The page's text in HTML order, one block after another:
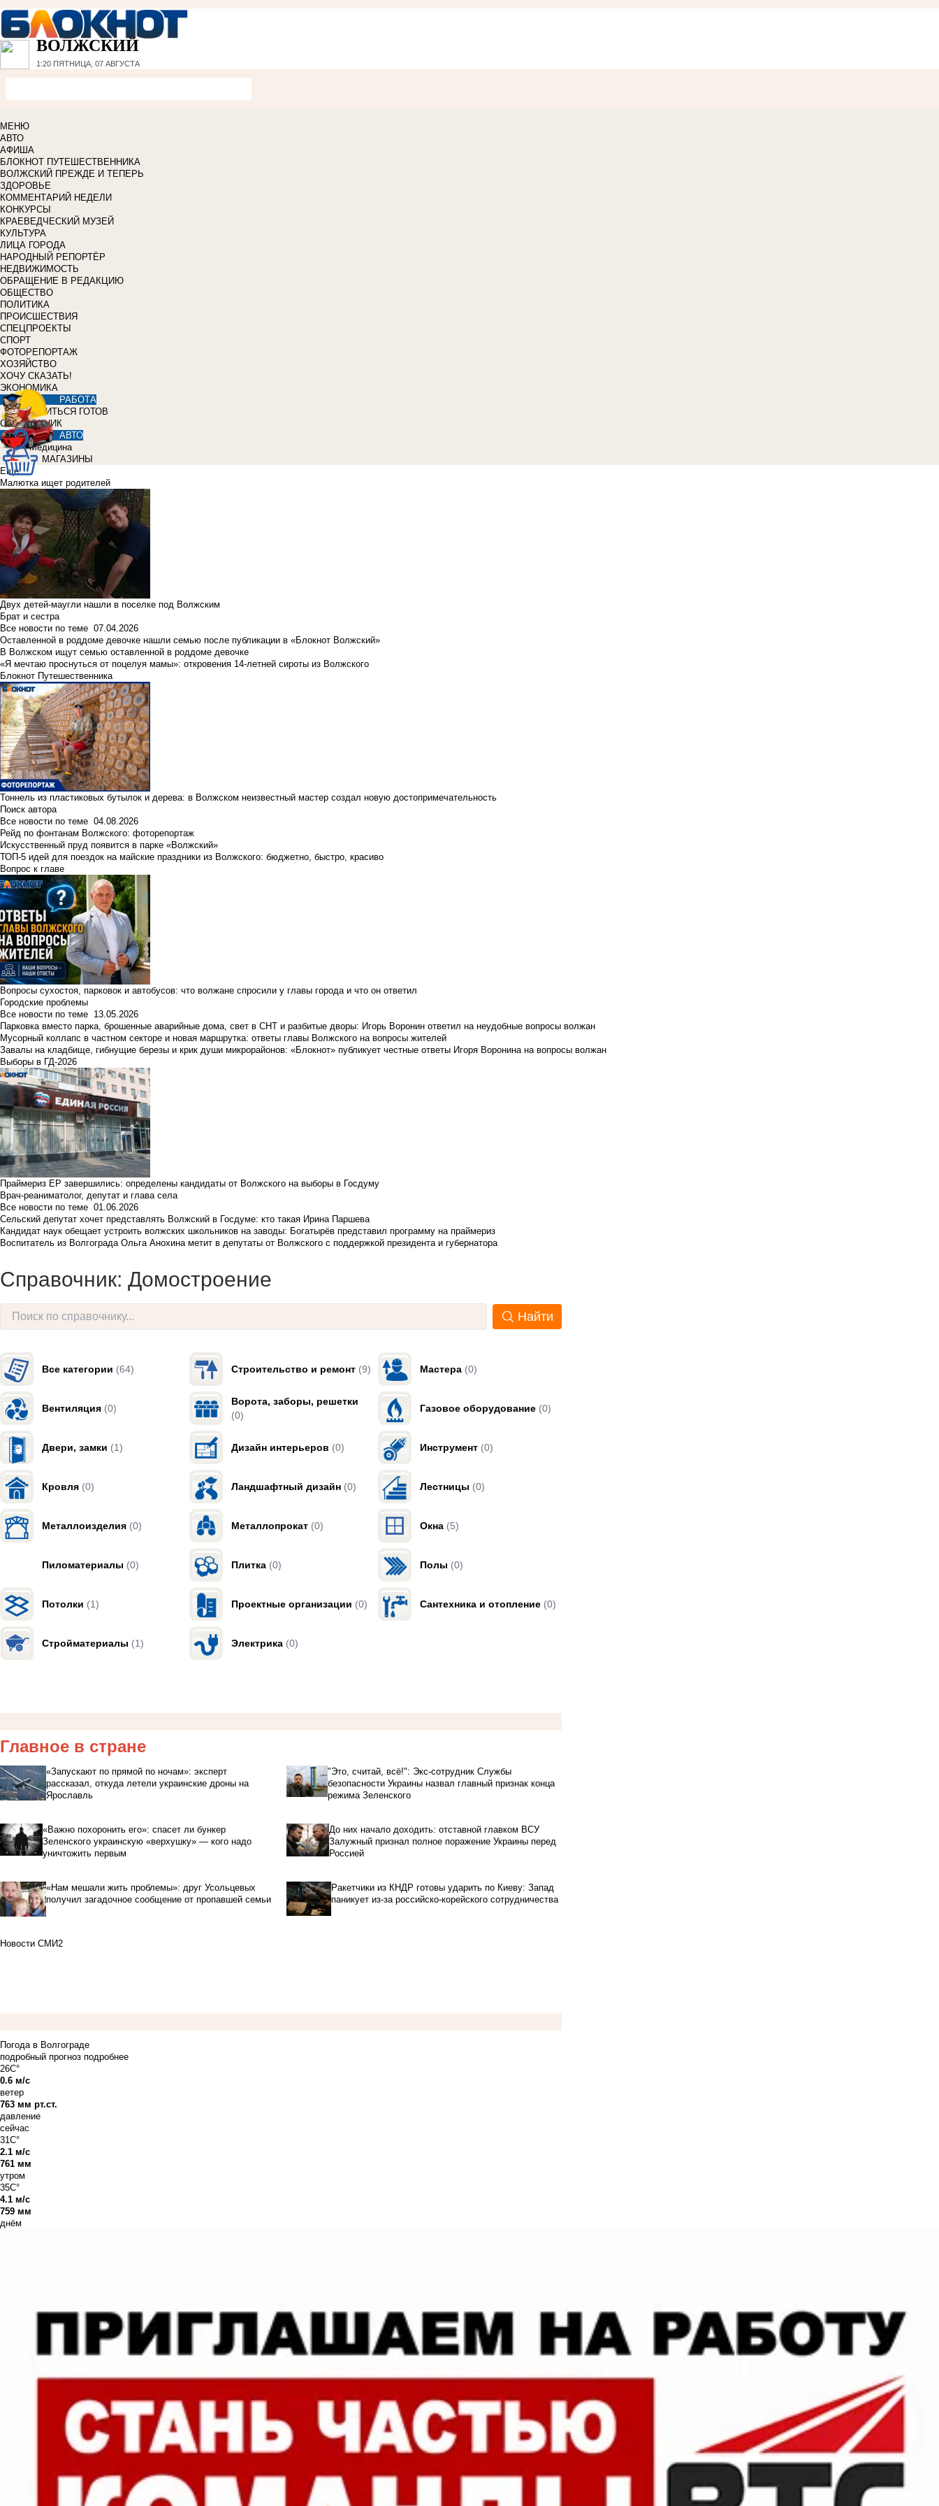
ВОЛЖСКИЙ
1:20 ПЯТНИЦА, 07 АВГУСТА
МЕНЮ
АВТО
АФИША
БЛОКНОТ ПУТЕШЕСТВЕННИКА
ВОЛЖСКИЙ ПРЕЖДЕ И ТЕПЕРЬ
ЗДОРОВЬЕ
КОММЕНТАРИЙ НЕДЕЛИ
КОНКУРСЫ
КРАЕВЕДЧЕСКИЙ МУЗЕЙ
КУЛЬТУРА
ЛИЦА ГОРОДА
НАРОДНЫЙ РЕПОРТЁР
НЕДВИЖИМОСТЬ
ОБРАЩЕНИЕ В РЕДАКЦИЮ
ОБЩЕСТВО
ПОЛИТИКА
ПРОИСШЕСТВИЯ
СПЕЦПРОЕКТЫ
СПОРТ
ФОТОРЕПОРТАЖ
ХОЗЯЙСТВО
ХОЧУ СКАЗАТЬ!
ЭКОНОМИКА
РАБОТА
УЧИТЬСЯ ГОТОВ
СПРАВОЧНИК
АВТО
Медицина
МАГАЗИНЫ
Еще
Малютка ищет родителей
Двух детей-маугли нашли в поселке под Волжским
Брат и сестра
Все новости по теме 07.04.2026
Оставленной в роддоме девочке нашли семью после публикации в «Блокнот Волжский»
В Волжском ищут семью оставленной в роддоме девочке
«Я мечтаю проснуться от поцелуя мамы»: откровения 14-летней сироты из Волжского
Блокнот Путешественника
Тоннель из пластиковых бутылок и дерева: в Волжском неизвестный мастер создал новую достопримечательность
Поиск автора
Все новости по теме 04.08.2026
Рейд по фонтанам Волжского: фоторепортаж
Искусственный пруд появится в парке «Волжский»
ТОП-5 идей для поездок на майские праздники из Волжского: бюджетно, быстро, красиво
Вопрос к главе
Вопросы сухостоя, парковок и автобусов: что волжане спросили у главы города и что он ответил
Городские проблемы
Все новости по теме 13.05.2026
Парковка вместо парка, брошенные аварийные дома, свет в СНТ и разбитые дворы: Игорь Воронин ответил на неудобные вопросы волжан
Мусорный коллапс в частном секторе и новая маршрутка: ответы главы Волжского на вопросы жителей
Завалы на кладбище, гибнущие березы и крик души микрорайонов: «Блокнот» публикует честные ответы Игоря Воронина на вопросы волжан
Выборы в ГД-2026
Праймериз ЕР завершились: определены кандидаты от Волжского на выборы в Госдуму
Врач-реаниматолог, депутат и глава села
Все новости по теме 01.06.2026
Сельский депутат хочет представлять Волжский в Госдуме: кто такая Ирина Паршева
Кандидат наук обещает устроить волжских школьников на заводы: Богатырёв представил программу на праймериз
Воспитатель из Волгограда Ольга Анохина метит в депутаты от Волжского с поддержкой президента и губернатора
Справочник: Домостроение
Найти
Все категории (64) Строительство и ремонт (9) Мастера (0)
Вентиляция (0)
Ворота, заборы, решетки
(0)
Газовое оборудование (0)
Двери, замки (1) Дизайн интерьеров (0) Инструмент (0)
Кровля (0) Ландшафтный дизайн (0) Лестницы (0)
Металлоизделия (0) Металлопрокат (0) Окна (5)
Пиломатериалы (0) Плитка (0) Полы (0)
Потолки (1) Проектные организации (0) Сантехника и отопление (0)
Стройматериалы (1) Электрика (0)
Главное в стране
«Запускают по прямой по ночам»: эксперт
рассказал, откуда летели украинские дроны на
Ярославль
"Это, считай, всё!": Экс-сотрудник Службы
безопасности Украины назвал главный признак конца
режима Зеленского
«Важно похоронить его»: спасет ли бункер
Зеленского украинскую «верхушку» — кого надо
уничтожить первым
До них начало доходить: отставной главком ВСУ
Залужный признал полное поражение Украины перед
Россией
«Нам мешали жить проблемы»: друг Усольцевых
получил загадочное сообщение от пропавшей семьи
Ракетчики из КНДР готовы ударить по Киеву: Запад
паникует из-за российско-корейского сотрудничества
Новости СМИ2
Погода в Волгограде
подробный прогноз подробнее
26C°
0.6 м/с
ветер
763 мм рт.ст.
давление
сейчас
31C°
2.1 м/с
761 мм
утром
35C°
4.1 м/с
759 мм
днём